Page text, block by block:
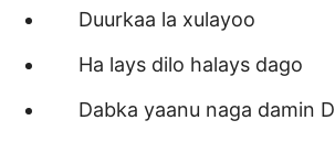
Duurkaa la xulayoo
Ha lays dilo halays dago
Dabka yaanu naga damin D